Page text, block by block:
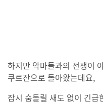
하지만 악마들과의 전쟁이
쿠르잔으로 돌아왔는데요,
잠시 숨돌릴 새도 없이 긴